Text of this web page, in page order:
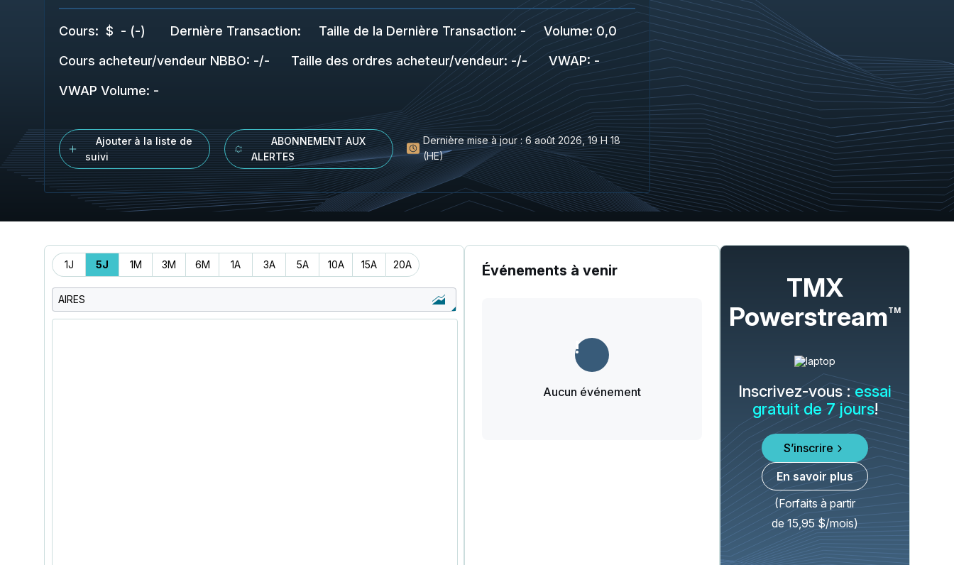
Cours: $ - (-) Dernière Transaction: Taille de la Dernière Transaction: - Volume: 0,0
Cours acheteur/vendeur NBBO: -/- Taille des ordres acheteur/vendeur: -/- VWAP: -
VWAP Volume: -
Ajouter à la liste de
suivi
ABONNEMENT AUX
ALERTES
Dernière mise à jour : 6 août 2026, 19 H 18
(HE)
Période
1J 5J 1M 3M 6M 1A 3A 5A 10A 15A 20A
AIRES
Événements à venir
Aucun événement
TMX
PowerstreamTM
Inscrivez-vous :essai
gratuit de 7 jours!
S’inscrire
En savoir plus
(Forfaits à partir
de 15,95 $/mois)